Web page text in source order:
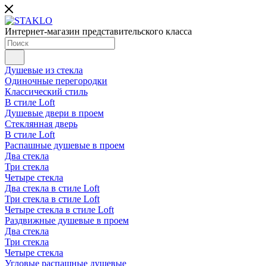
Интернет-магазин представительского класса
Душевые из стекла
Одиночные перегородки
Классический стиль
В стиле Loft
Душевые двери в проем
Стеклянная дверь
В стиле Loft
Распашные душевые в проем
Два стекла
Три стекла
Четыре стекла
Два стекла в стиле Loft
Три стекла в стиле Loft
Четыре стекла в стиле Loft
Раздвижные душевые в проем
Два стекла
Три стекла
Четыре стекла
Угловые распашные душевые